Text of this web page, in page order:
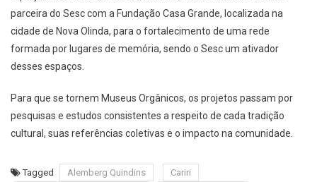
parceira do Sesc com a Fundação Casa Grande, localizada na
cidade de Nova Olinda, para o fortalecimento de uma rede
formada por lugares de memória, sendo o Sesc um ativador
desses espaços.
Para que se tornem Museus Orgânicos, os projetos passam por
pesquisas e estudos consistentes a respeito de cada tradição
cultural, suas referências coletivas e o impacto na comunidade.
Tagged Alemberg Quindins
Cariri